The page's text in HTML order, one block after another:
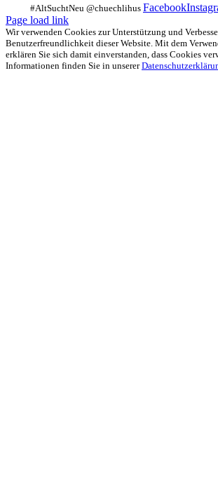
Facebook
Page load link
Wir verwenden Cookies zur Unterstützung und
Benutzerfreundlichkeit dieser Website. Mit dem
erklären Sie sich damit einverstanden, dass Cookies
Informationen finden Sie in unserer